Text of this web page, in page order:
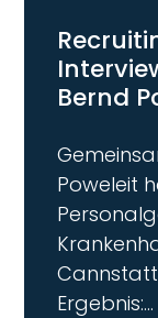
Bernd
Poweleit
Ergebnis: